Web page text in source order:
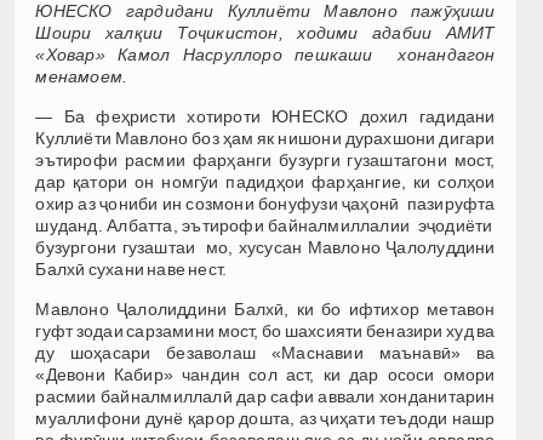
ЮНЕСКО гардидани Куллиёти Мавлоно пажӯҳиши
Шоири халқии Тоҷикистон, ходими адабии АМИТ
«Ховар» Камол Насруллоро пешкаши хонандагон
менамоем.
— Ба феҳристи хотироти ЮНЕСКО дохил гадидани
Куллиёти Мавлоно боз ҳам як нишони дурахшони дигари
эътирофи расмии фарҳанги бузурги гузаштагони мост,
дар қатори он номгӯи падидҳои фарҳангие, ки солҳои
охир аз ҷониби ин созмони бонуфузи ҷаҳонӣ пазируфта
шуданд. Албатта, эътирофи байналмиллалии эҷодиёти
бузургони гузаштаи мо, хусусан Мавлоно Ҷалолуддини
Балхӣ сухани наве нест.
Мавлоно Ҷалолиддини Балхӣ, ки бо ифтихор метавон
гуфт зодаи сарзамини мост, бо шахсияти беназири худ ва
ду шоҳасари безаволаш «Маснавии маънавӣ» ва
«Девони Кабир» чандин сол аст, ки дар ососи омори
расмии байналмиллалӣ дар сафи аввали хонданитарин
муаллифони дунё қарор дошта, аз ҷиҳати теъдоди нашр